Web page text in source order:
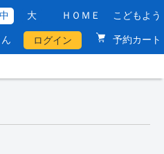
中 大 ＨＯＭＥ こどもよう
ログイン 予約カート